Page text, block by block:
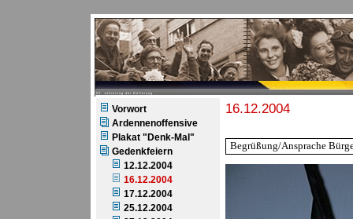
60. Jahrestag der Befreiung
Vorwort
Ardennenoffensive
Plakat "Denk-Mal"
Gedenkfeiern
12.12.2004
16.12.2004
17.12.2004
25.12.2004
16.12.2004
Begrüßung/Ansprache